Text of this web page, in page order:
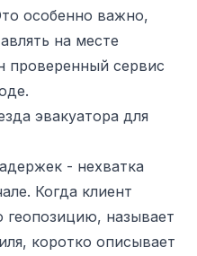
особенно важно,
на месте
проверенный сервис
эвакуатора для
- нехватка
Когда клиент
геопозицию, называет
коротко описывает